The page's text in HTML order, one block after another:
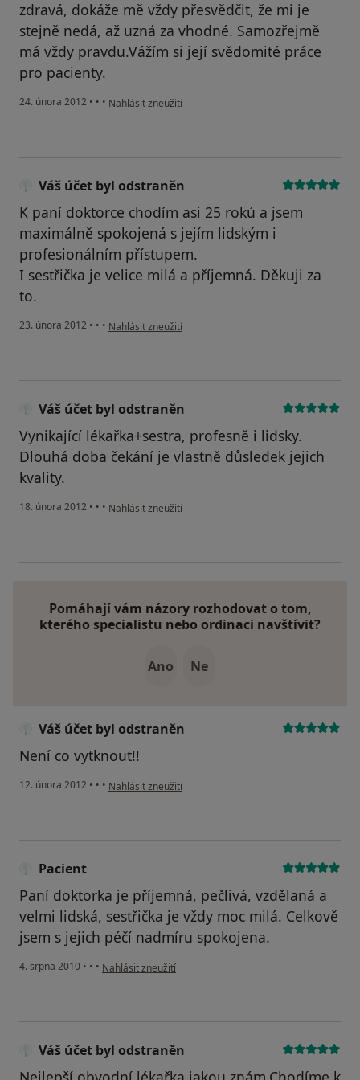
zdravá, dokáže mě vždy přesvědčit, že mi je
stejně nedá, až uzná za vhodné. Samozřejmě
má vždy pravdu.Vážím si její svědomité práce
pro pacienty.
24. února 2012 • • • podle názoru uživatele Váš účet byl odstraněn
Nahlásit zneužití
Váš účet byl odstraněn
K paní doktorce chodím asi 25 rokú a jsem
maximálně spokojená s jejím lidským i
profesionálním přístupem.
I sestřička je velice milá a příjemná. Děkuji za
to.
23. února 2012 • • • podle názoru uživatele Váš účet byl odstraněn
Nahlásit zneužití
Váš účet byl odstraněn
Vynikající lékařka+sestra, profesně i lidsky.
Dlouhá doba čekání je vlastně důsledek jejich
kvality.
18. února 2012 • • • podle názoru uživatele Váš účet byl odstraněn
Nahlásit zneužití
Pomáhají vám názory rozhodovat o tom,
kterého specialistu nebo ordinaci navštívit?
Ano Ne
Váš účet byl odstraněn
Není co vytknout!!
12. února 2012 • • • podle názoru uživatele Váš účet byl odstraněn
Nahlásit zneužití
Pacient
Paní doktorka je příjemná, pečlivá, vzdělaná a
velmi lidská, sestřička je vždy moc milá. Celkově
jsem s jejich péčí nadmíru spokojena.
4. srpna 2010 • • • podle názoru uživatele Pacient
Nahlásit zneužití
Váš účet byl odstraněn